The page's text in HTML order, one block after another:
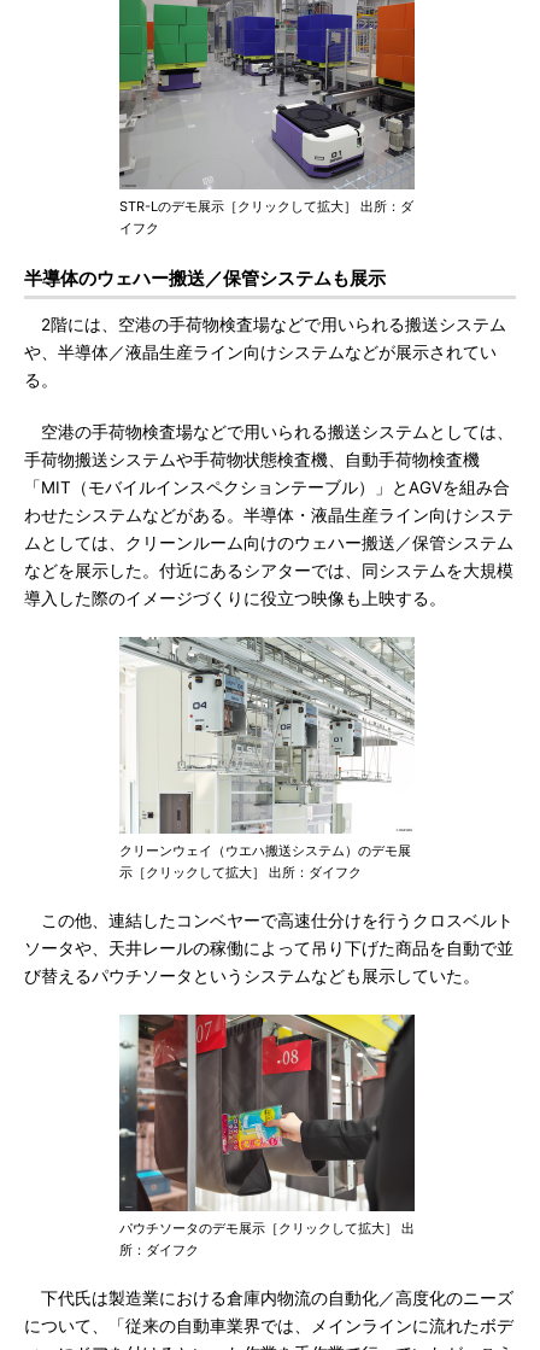
STR-Lのデモ展示［クリックして拡大］ 出所：ダ
イフク
半導体のウェハー搬送／保管システムも展示
2階には、空港の手荷物検査場などで用いられる搬送システム
や、半導体／液晶生産ライン向けシステムなどが展示されてい
る。
空港の手荷物検査場などで用いられる搬送システムとしては、
手荷物搬送システムや手荷物状態検査機、自動手荷物検査機
「MIT（モバイルインスペクションテーブル）」とAGVを組み合
わせたシステムなどがある。半導体・液晶生産ライン向けシステ
ムとしては、クリーンルーム向けのウェハー搬送／保管システム
などを展示した。付近にあるシアターでは、同システムを大規模
導入した際のイメージづくりに役立つ映像も上映する。
クリーンウェイ（ウエハ搬送システム）のデモ展
示［クリックして拡大］ 出所：ダイフク
この他、連結したコンベヤーで高速仕分けを行うクロスベルト
ソータや、天井レールの稼働によって吊り下げた商品を自動で並
び替えるパウチソータというシステムなども展示していた。
パウチソータのデモ展示［クリックして拡大］ 出
所：ダイフク
下代氏は製造業における倉庫内物流の自動化／高度化のニーズ
について、「従来の自動車業界では、メインラインに流れたボデ